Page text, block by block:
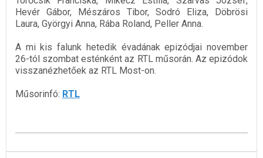
Hevér Gábor, Mészáros Tibor, Sodró Eliza, Döbrösi
Laura, Györgyi Anna, Rába Roland, Peller Anna.
A mi kis falunk hetedik évadának epizódjai november
26-tól szombat esténként az RTL műsorán. Az epizódok
visszanézhetőek az RTL Most-on.
Műsorinfó: RTL